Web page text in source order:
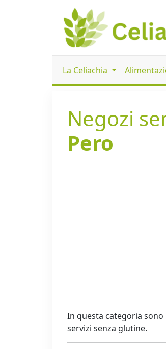
La Celiachia
Negozi
Pero
In questa categoria sono
servizi senza glutine.